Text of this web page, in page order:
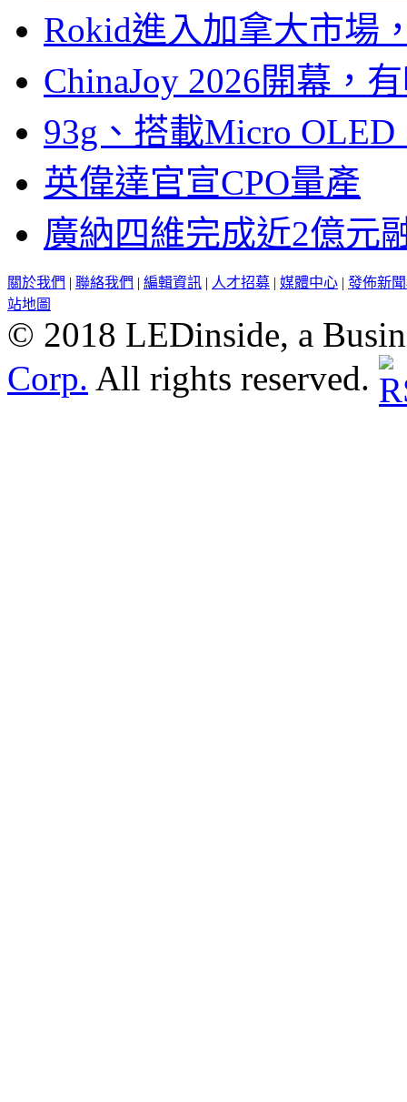
Rokid進入加拿大市場
ChinaJoy 2026開幕，
93g、搭載Micro
英偉達官宣CPO量產
廣納四維完成近2億元
關於我們 | 聯絡我們 | 編輯資訊 | 人才招募 | 媒體中心 | 發佈新
站地圖
© 2018 LEDinside, a
Corp. All rights reserved.